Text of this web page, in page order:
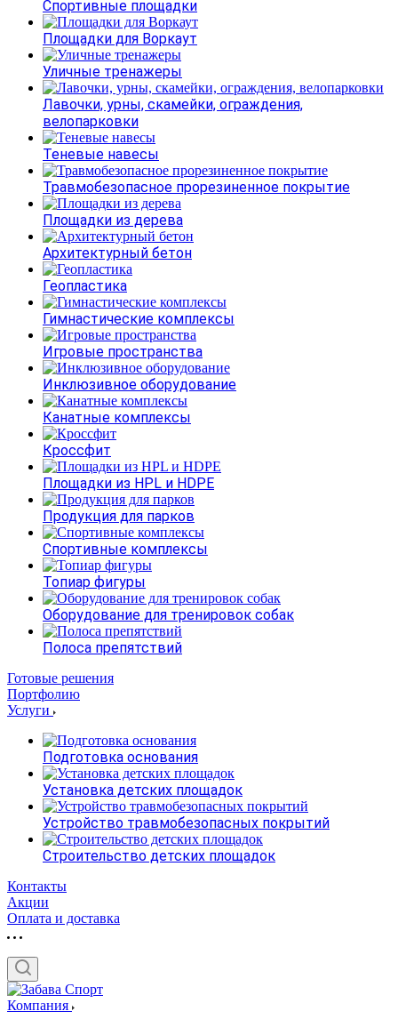
Спортивные площадки
Площадки для Воркаут
Уличные тренажеры
Лавочки, урны, скамейки, ограждения,
велопарковки
Теневые навесы
Травмобезопасное прорезиненное покрытие
Площадки из дерева
Архитектурный бетон
Геопластика
Гимнастические комплексы
Игровые пространства
Инклюзивное оборудование
Канатные комплексы
Кроссфит
Площадки из HPL и HDPE
Продукция для парков
Спортивные комплексы
Топиар фигуры
Оборудование для тренировок собак
Полоса препятствий
Готовые решения
Портфолию
Услуги
Подготовка основания
Установка детских площадок
Устройство травмобезопасных покрытий
Строительство детских площадок
Контакты
Акции
Оплата и доставка
Компания